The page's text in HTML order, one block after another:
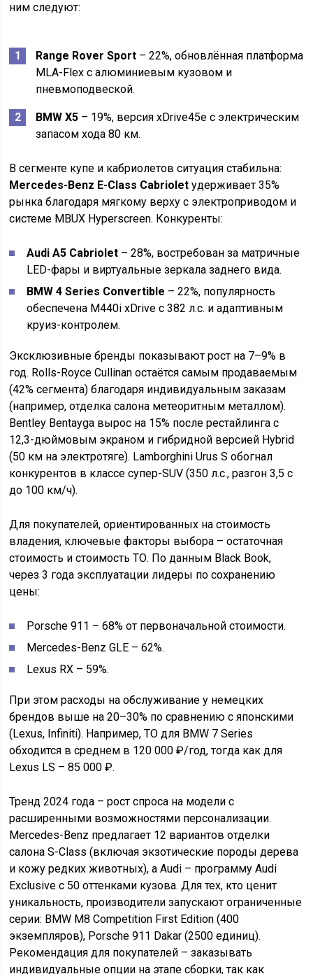
ним следуют:
Range Rover Sport – 22%, обновлённая платформа
MLA-Flex с алюминиевым кузовом и
пневмоподвеской.
BMW X5 – 19%, версия xDrive45e с электрическим
запасом хода 80 км.
В сегменте купе и кабриолетов ситуация стабильна:
Mercedes-Benz E-Class Cabriolet удерживает 35%
рынка благодаря мягкому верху с электроприводом и
системе MBUX Hyperscreen. Конкуренты:
Audi A5 Cabriolet – 28%, востребован за матричные
LED-фары и виртуальные зеркала заднего вида.
BMW 4 Series Convertible – 22%, популярность
обеспечена M440i xDrive с 382 л.с. и адаптивным
круиз-контролем.
Эксклюзивные бренды показывают рост на 7–9% в
год. Rolls-Royce Cullinan остаётся самым продаваемым
(42% сегмента) благодаря индивидуальным заказам
(например, отделка салона метеоритным металлом).
Bentley Bentayga вырос на 15% после рестайлинга с
12,3-дюймовым экраном и гибридной версией Hybrid
(50 км на электротяге). Lamborghini Urus S обогнал
конкурентов в классе супер-SUV (350 л.с., разгон 3,5 с
до 100 км/ч).
Для покупателей, ориентированных на стоимость
владения, ключевые факторы выбора – остаточная
стоимость и стоимость ТО. По данным Black Book,
через 3 года эксплуатации лидеры по сохранению
цены:
Porsche 911 – 68% от первоначальной стоимости.
Mercedes-Benz GLE – 62%.
Lexus RX – 59%.
При этом расходы на обслуживание у немецких
брендов выше на 20–30% по сравнению с японскими
(Lexus, Infiniti). Например, ТО для BMW 7 Series
обходится в среднем в 120 000 ₽/год, тогда как для
Lexus LS – 85 000 ₽.
Тренд 2024 года – рост спроса на модели с
расширенными возможностями персонализации.
Mercedes-Benz предлагает 12 вариантов отделки
салона S-Class (включая экзотические породы дерева
и кожу редких животных), а Audi – программу Audi
Exclusive с 50 оттенками кузова. Для тех, кто ценит
уникальность, производители запускают ограниченные
серии: BMW M8 Competition First Edition (400
экземпляров), Porsche 911 Dakar (2500 единиц).
Рекомендация для покупателей – заказывать
индивидуальные опции на этапе сборки, так как